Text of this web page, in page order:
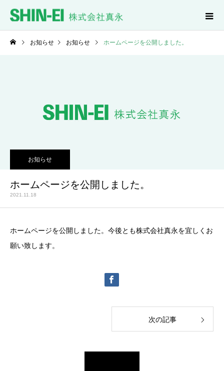
お知らせ お知らせ ホームページを公開しました。
お知らせ
ホームページを公開しました。
2021.11.18
ホームページを公開しました。今後とも株式会社真永を宜しくお
願い致します。
次の記事